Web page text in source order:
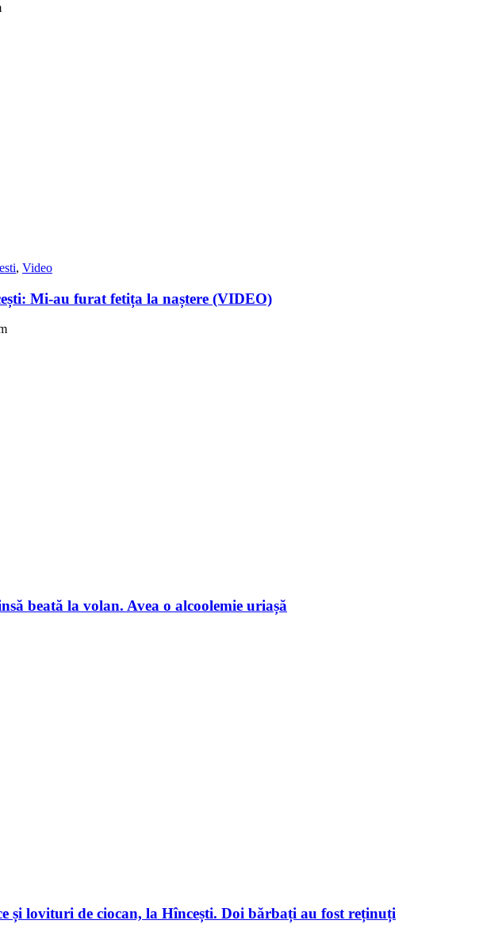
, Video
Mi-au furat fetița la naștere (VIDEO)
beată la volan. Avea o alcoolemie uriașă
și lovituri de ciocan, la Hîncești. Doi bărbați au fost reținuți